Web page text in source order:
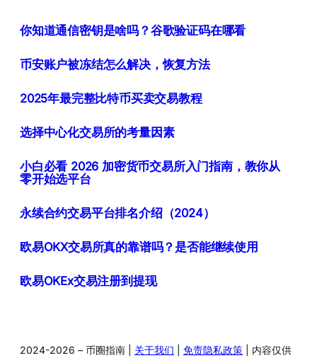
你知道通信密钥是啥吗？谷歌验证码在哪看
币安账户被冻结怎么解决，恢复方法
2025年最完整比特币买卖交易教程
选择中心化交易所的考量因素
小白必看 2026 加密货币交易所入门指南，教你从
零开始选平台
永续合约交易平台排名介绍（2024）
欧易OKX交易所真的靠谱吗？是否能继续使用
欧易OKEx交易注册到提现
2024-2026 – 币圈指南 | 关于我们 免责隐私政策 | 内容仅供